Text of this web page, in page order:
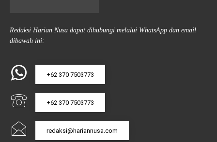
Redaksi Harian Nusa dapat dihubungi melalui WhatsApp dan email
dibawah ini:
+62 370 7503773
+62 370 7503773
redaksi@hariannusa.com